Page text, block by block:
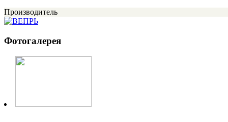
Производитель
Фотогалерея